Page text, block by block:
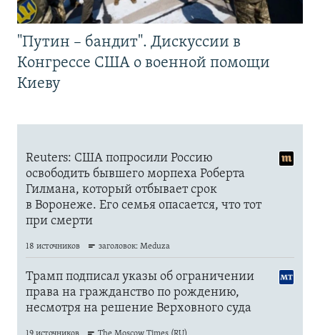
"Путин – бандит". Дискуссии в
Конгрессе США о военной помощи
Киеву